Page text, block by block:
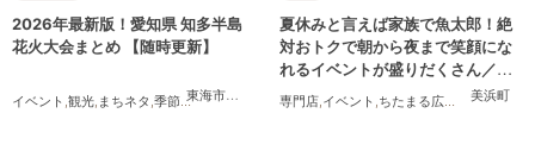
東海市大府市 知多市,東浦町 阿久比町,半田市 常滑市,武豊
2026年最新版！愛知県 知多半島
花火大会まとめ 【随時更新】
イベント ,観光, まちネタ ,季節ネタ ,まとめ記事 親子,夫婦,家族 ,カップル,友人 美浜町
夏休みと言えば家族で魚太郎！絶
対おトクで朝から夜まで笑顔にな
れるイベントが盛りだくさん／ち
たまる広告
専門店,イベント ,ちたまる広告 家族